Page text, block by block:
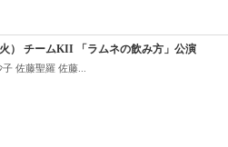
） チームKII 「ラムネの飲み方」公演
佐藤聖羅 佐藤...